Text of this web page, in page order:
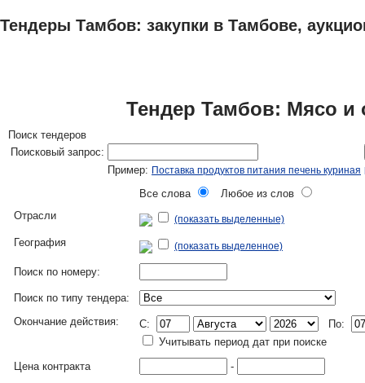
Тендеры Тамбов: закупки в Тамбове,
Тендер Тамбов: Мясо и
Поиск тендеров
Поисковый запрос:
Пример: Поставка продуктов питания печень куриная
Все слова
Любое из слов
Отрасли
(показать выделенные)
География (показать выделенное)
Поиск по номеру:
Поиск по типу тендера:
Окончание действия:
C:
По:
Учитывать период дат при поиске
Цена контракта
-